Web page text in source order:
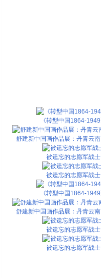
《转型中国1864-1949
舒建新中国画作品展：丹青云
被遗忘的志愿军战士
被遗忘的志愿军战士
《转型中国1864-1949
舒建新中国画作品展：丹青云
被遗忘的志愿军战士
被遗忘的志愿军战士